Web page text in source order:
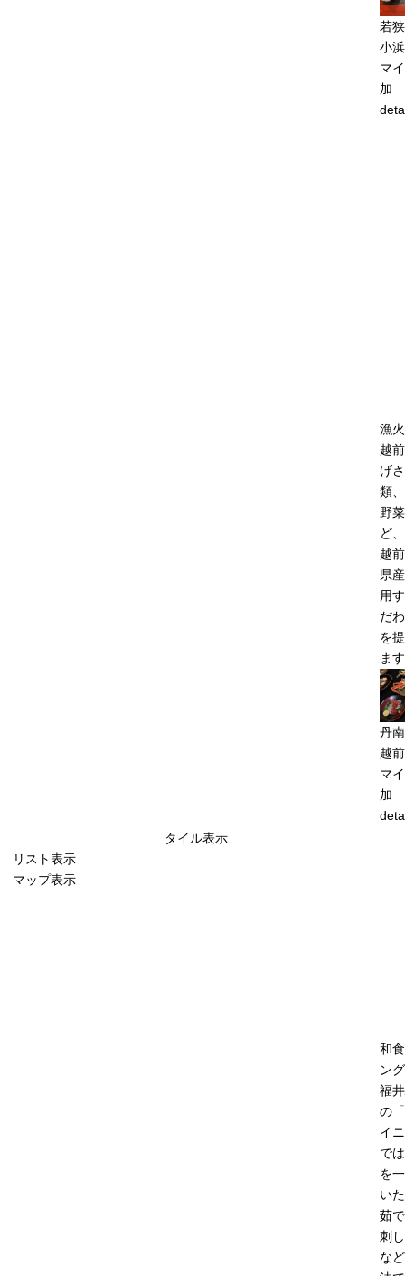
タイル表示
リスト表示
マップ表示
若
小
マ
加
漁
越
げ
類
野
ど
越
県
用
だ
を
ま
丹南
越
マ
加
和
ン
福
の
イ
で
を
い
茹
刺
な